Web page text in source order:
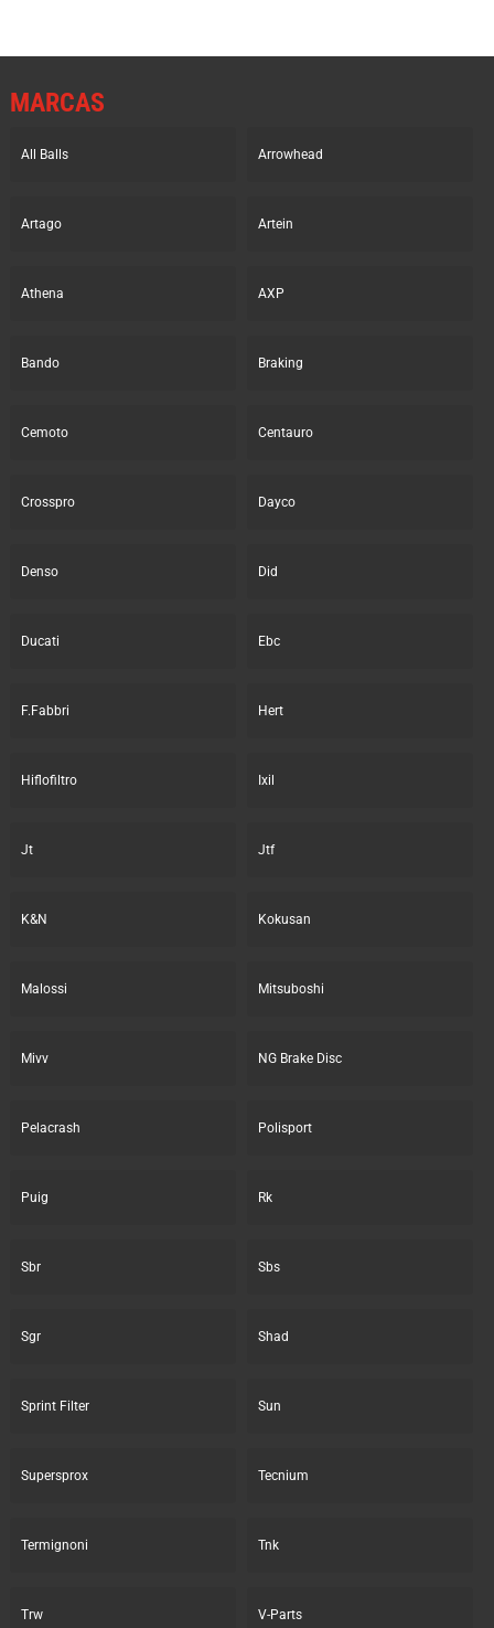
MARCAS
All Balls Arrowhead
Artago Artein
Athena AXP
Bando Braking
Cemoto Centauro
Crosspro Dayco
Denso Did
Ducati Ebc
F.Fabbri Hert
Hiflofiltro Ixil
Jt Jtf
K&N Kokusan
Malossi Mitsuboshi
Mivv NG Brake Disc
Pelacrash Polisport
Puig Rk
Sbr Sbs
Sgr Shad
Sprint Filter Sun
Supersprox Tecnium
Termignoni Tnk
Trw V-Parts